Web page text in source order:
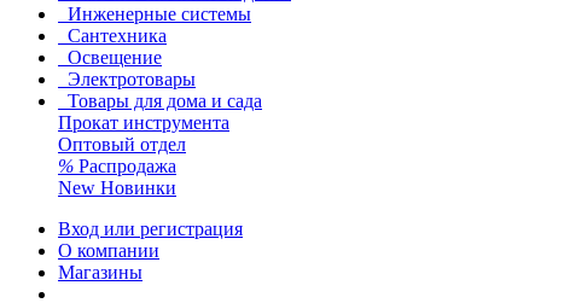
Инженерные системы
Сантехника
Освещение
Электротовары
Товары для дома и сада
Прокат инструмента
Оптовый отдел
% Распродажа
New Новинки
Вход или регистрация
О компании
Магазины